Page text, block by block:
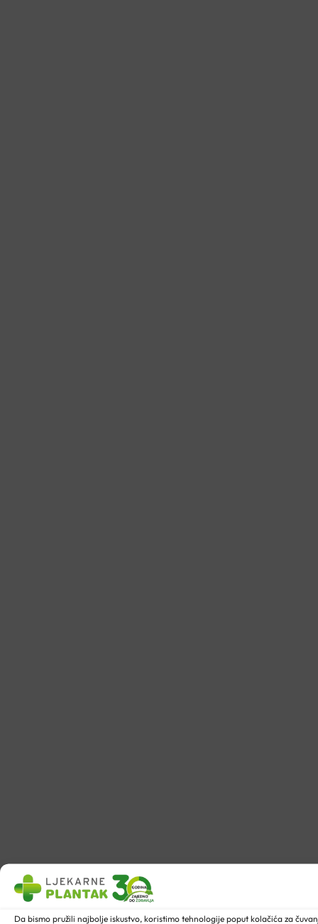
Da bismo pružili najbolje iskustvo, koristimo tehnologije poput kolačića za